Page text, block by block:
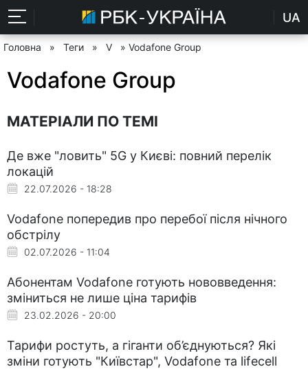
UA
Головна » Теги » V » Vodafone Group
Vodafone Group
МАТЕРІАЛИ ПО ТЕМІ
Де вже "ловить" 5G у Києві: повний перелік
локацій
22.07.2026 - 18:28
Vodafone попередив про перебої після нічного
обстрілу
02.07.2026 - 11:04
Абонентам Vodafone готують нововведення:
зміниться не лише ціна тарифів
23.02.2026 - 20:00
Тарифи ростуть, а гіганти об’єднуються? Які
зміни готують "Київстар", Vodafone та lifecell